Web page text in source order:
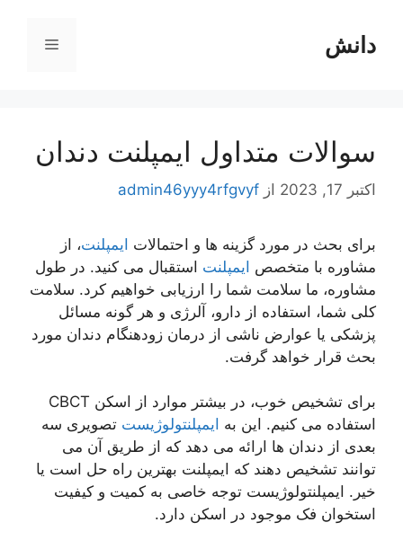
محتوادانش فهرست
سوالات متداول ایمپلنت دندان
اکتبر 17, 2023 از admin46yyy4rfgvyf
برای بحث در مورد گزینه ها و احتمالات ایمپلنت، از
مشاوره با متخصص ایمپلنت استقبال می کنید. در طول
مشاوره، ما سلامت شما را ارزیابی خواهیم کرد. سلامت
کلی شما، استفاده از دارو، آلرژی و هر گونه مسائل
پزشکی یا عوارض ناشی از درمان زودهنگام دندان مورد
بحث قرار خواهد گرفت.
برای تشخیص خوب، در بیشتر موارد از اسکن CBCT
استفاده می کنیم. این به ایمپلنتولوژیست تصویری سه
بعدی از دندان ها ارائه می دهد که از طریق آن می
توانند تشخیص دهند که ایمپلنت بهترین راه حل است یا
خیر. ایمپلنتولوژیست توجه خاصی به کمیت و کیفیت
استخوان فک موجود در اسکن دارد.